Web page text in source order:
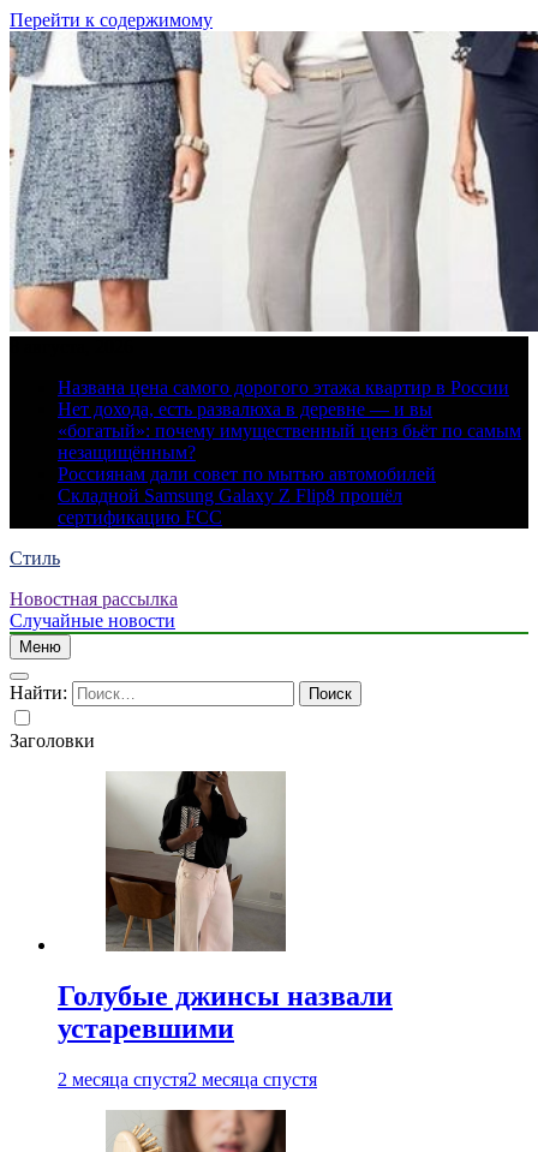
Перейти к содержимому
Названа цена самого дорогого этажа квартир в России
Нет дохода, есть развалюха в деревне — и вы
«богатый»: почему имущественный ценз бьёт по самым
незащищённым?
Россиянам дали совет по мытью автомобилей
Складной Samsung Galaxy Z Flip8 прошёл
сертификацию FCC
Стиль
Новостная рассылка
Случайные новости
Меню
Найти:
Заголовки
Голубые джинсы назвали
устаревшими
2 месяца спустя2 месяца спустя